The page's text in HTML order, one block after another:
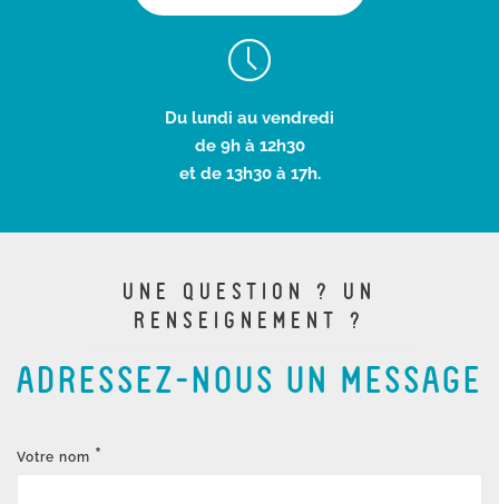
Du lundi au vendredi
de 9h à 12h30
et de 13h30 à 17h.
UNE QUESTION ? UN
RENSEIGNEMENT ?
ADRESSEZ-NOUS UN MESSAGE
Votre nom *